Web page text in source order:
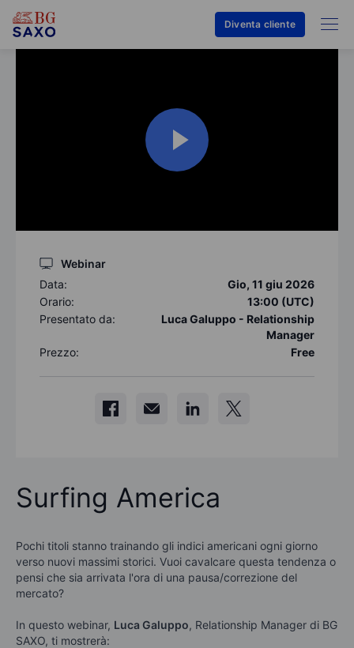
Diventa cliente
Webinar
Data:
Gio, 11 giu 2026
Orario:
13:00 (UTC)
Presentato da:
Luca Galuppo - Relationship
Manager
Prezzo:
Free
Surfing America
Pochi titoli stanno trainando gli indici americani ogni giorno
verso nuovi massimi storici. Vuoi cavalcare questa tendenza o
pensi che sia arrivata l'ora di una pausa/correzione del
mercato?
In questo webinar, Luca Galuppo, Relationship Manager di BG
SAXO, ti mostrerà: